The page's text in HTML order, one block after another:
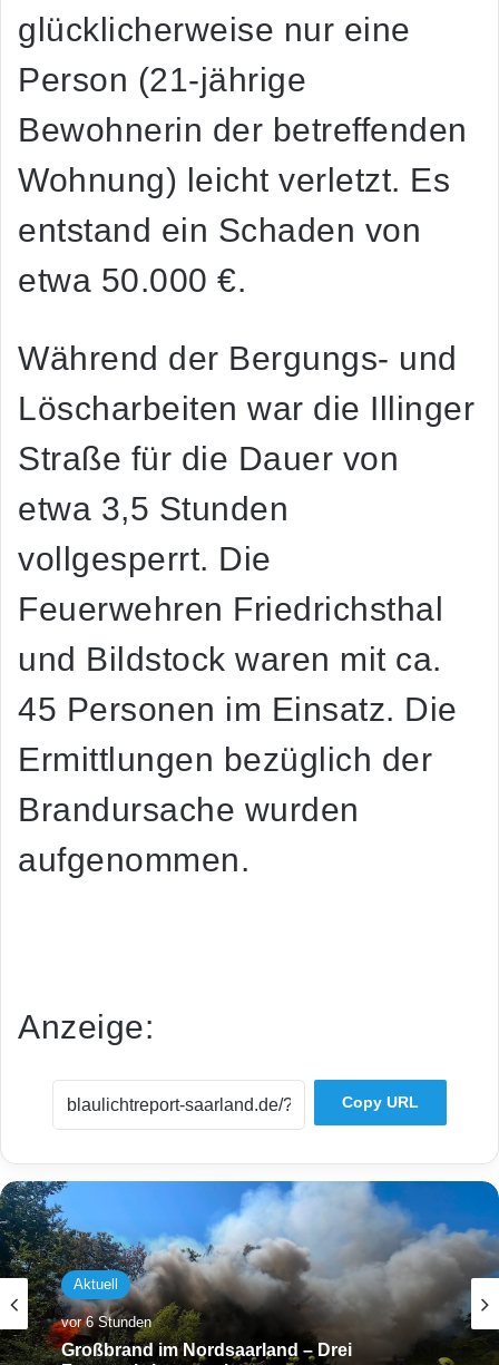
glücklicherweise nur eine
Person (21-jährige
Bewohnerin der betreffenden
Wohnung) leicht verletzt. Es
entstand ein Schaden von
etwa 50.000 €.
Während der Bergungs- und
Löscharbeiten war die Illinger
Straße für die Dauer von
etwa 3,5 Stunden
vollgesperrt. Die
Feuerwehren Friedrichsthal
und Bildstock waren mit ca.
45 Personen im Einsatz. Die
Ermittlungen bezüglich der
Brandursache wurden
aufgenommen.
Anzeige:
Copy URL
Aktuell
vor 6 Stunden
Großbrand im Nordsaarland – Drei